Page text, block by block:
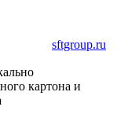
sftgroup.ru
картона и